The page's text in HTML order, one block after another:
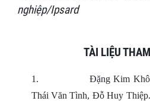
nghiệp/Ipsard
TÀI LIỆU
1.
Đặng Kim
Thái Văn Tình, Đỗ Huy